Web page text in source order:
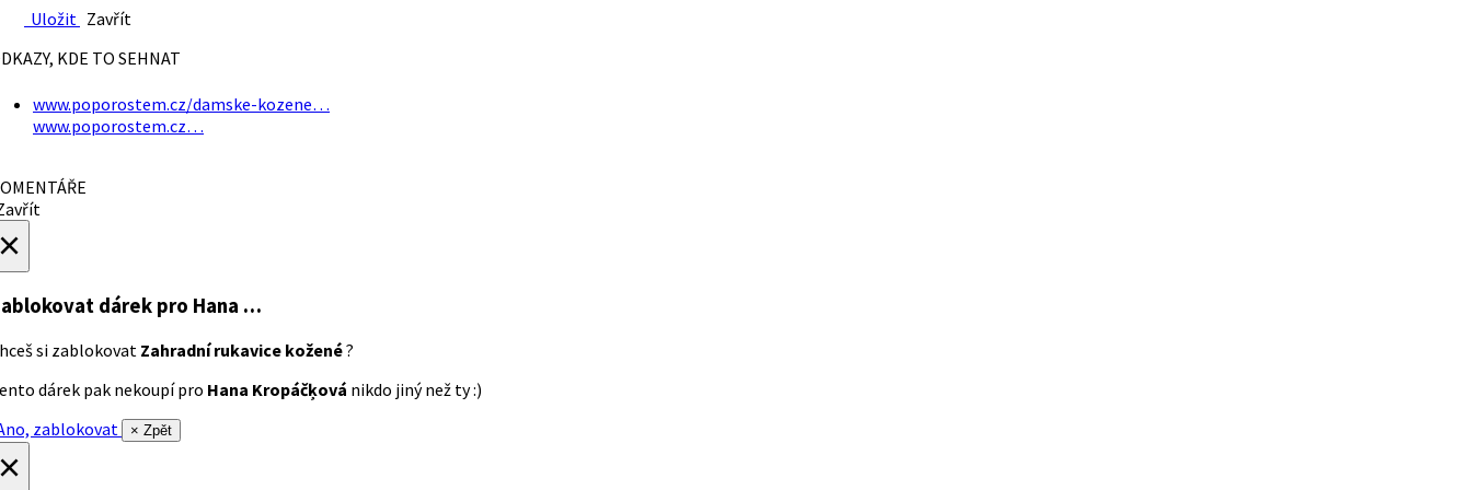
Uložit Zavřít
KDE TO SEHNAT
www.poporostem.cz/damske-kozene…
www.poporostem.cz…
dárek pro Hana …
si zablokovat Zahradní rukavice kožené?
dárek pak nekoupí pro Hana Kropáčķová nikdo jiný než ty :)
zablokovat
× Zpět